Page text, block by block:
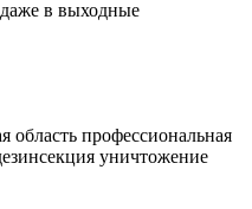
профессиональная
уничтожение